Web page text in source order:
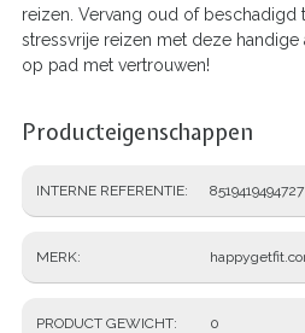
reizen. Vervang oud of beschadigd
stressvrije reizen met deze handige
op pad met vertrouwen!
Producteigenschappen
INTERNE REFERENTIE 8519419494727
MERK
PRODUCT GEWICHT 0